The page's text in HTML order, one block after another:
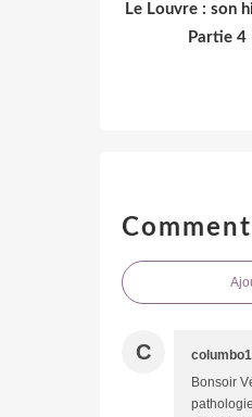
Le Louvre : son
Partie 4
C
Bonsoir